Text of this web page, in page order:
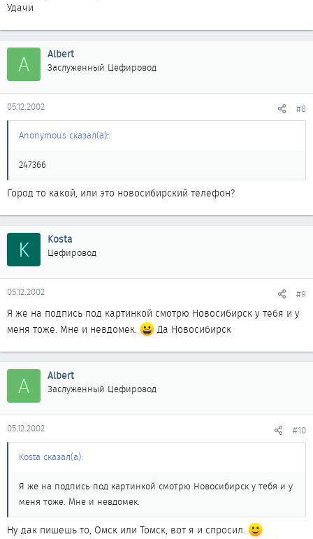
Удачи
A Albert
Заслуженный Цефировод
05.12.2002 #8
Anonymous сказал(а):
247366
Город то какой, или это новосибирский телефон?
K Kosta
Цефировод
05.12.2002 #9
Я же на подпись под картинкой смотрю Новосибирск у тебя и у
меня тоже. Мне и невдомек.
Да Новосибирск
A Albert
Заслуженный Цефировод
05.12.2002 #10
Kosta сказал(а):
Я же на подпись под картинкой смотрю Новосибирск у тебя и у
меня тоже. Мне и невдомек.
Ну дак пишешь то, Омск или Томск, вот я и спросил.